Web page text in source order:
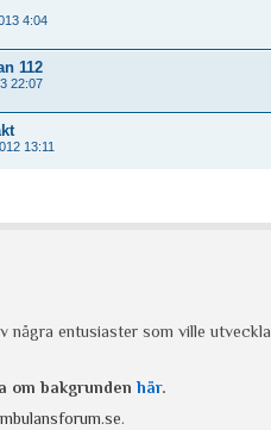
några entusiaster som ville utveckla
om bakgrunden här.
.